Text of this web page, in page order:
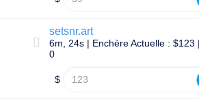
Domaines
Ventes
Recherche
setsnr.art
6m, 24s | Enchère Actuelle : $123
0
$